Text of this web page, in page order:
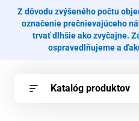
Z dôvodu zvýšeného počtu
označenie prečnievajúceho
trvať dlhšie ako zvyčajne.
ospravedlňujeme a
Katalóg produktov